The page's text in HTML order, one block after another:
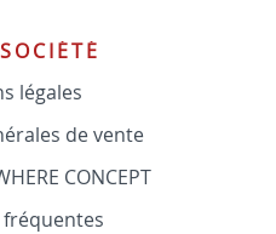
légales
de vente
CONCEPT